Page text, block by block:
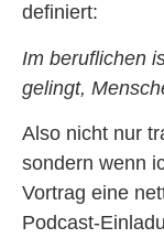
definiert:
Im beruflichen
gelingt,
Also nicht nur
sondern wenn
Vortrag eine
Podcast-